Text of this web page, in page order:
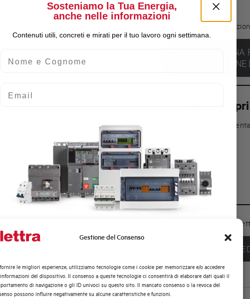
Gestione del Consenso
le migliori esperienze, utilizziamo tecnologie come i cookie per memorizzare e/o accedere
del dispositivo. Il consenso a queste tecnologie ci consentirà di elaborare dati quali il
di navigazione o gli ID univoci su questo sito. Il mancato consenso o la revoca del
possono influire negativamente su alcune caratteristiche e funzioni.
• migliorare l’accessibilità anche negli impianti più complessi
• proteggere il sistema in presenza di alte temperature o
VAI ALLA PAGINA
PER
I vantaggi
SUNLOCK Elettra
sono progettati per
la gestione delle stringhe DC.
controllosul lato DC
Maggiore sicurezza durante gli interventi
Continuità operativa per il tuo impianto fotovoltaico
per scoprire la configurazione più adatta al Tuo
Sosteniamo la Tua Energia,
anche nelle informazioni
Contenuti utili, concreti e mirati per il tuo lavoro ogni settimana.
Quali argomenti ti interessano di più?
Automazione Industriale
Fotovoltaico